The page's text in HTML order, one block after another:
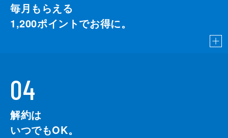
毎月もらえる
1,200ポイントでお得に。
04
解約は
いつでもOK。